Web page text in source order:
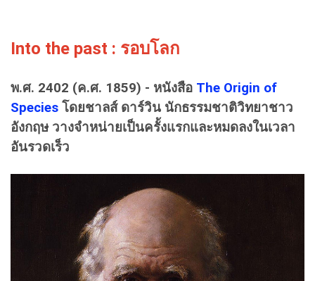
Into the past : รอบโลก
พ.ศ. 2402 (ค.ศ. 1859) - หนังสือ The Origin of
Species โดยชาลส์ ดาร์วิน นักธรรมชาติวิทยาชาว
อังกฤษ วางจำหน่ายเป็นครั้งแรกและหมดลงในเวลา
อันรวดเร็ว